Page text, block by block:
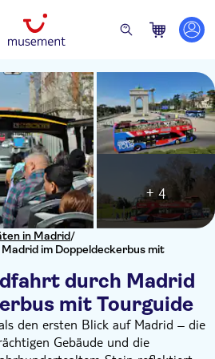
in Madrid/
im Doppeldeckerbus mit
durch Madrid
mit Tourguide
+ 4
den ersten Blick auf Madrid – die
Gebäude und die